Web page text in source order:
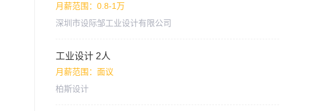
月薪范围：0.8-1万
深圳市设际邹工业设计有限公司
工业设计 2人
月薪范围：面议
柏斯设计